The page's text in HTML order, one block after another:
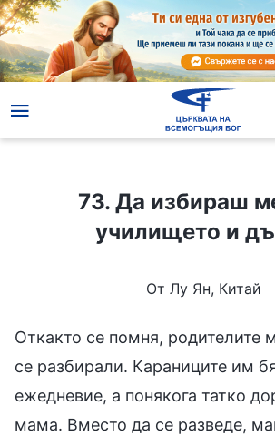
73. Да избираш между училището и дълга
73. Да избираш
училището и
От Лу Ян, Китай
Откакто се помня, родителите
се разбирали. Караниците им
ежедневие, а понякога татко
мама. Вместо да се разведе,